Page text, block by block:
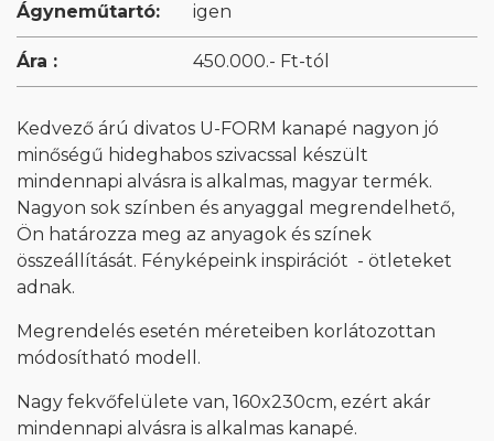
Ágyneműtartó: igen
Ára : 450.000.- Ft-tól
Kedvező árú divatos U-FORM kanapé nagyon jó
minőségű hideghabos szivacssal készült
mindennapi alvásra is alkalmas, magyar termék.
Nagyon sok színben és anyaggal megrendelhető,
Ön határozza meg az anyagok és színek
összeállítását. Fényképeink inspirációt - ötleteket
adnak.
Megrendelés esetén méreteiben korlátozottan
módosítható modell.
Nagy fekvőfelülete van, 160x230cm, ezért akár
mindennapi alvásra is alkalmas kanapé.